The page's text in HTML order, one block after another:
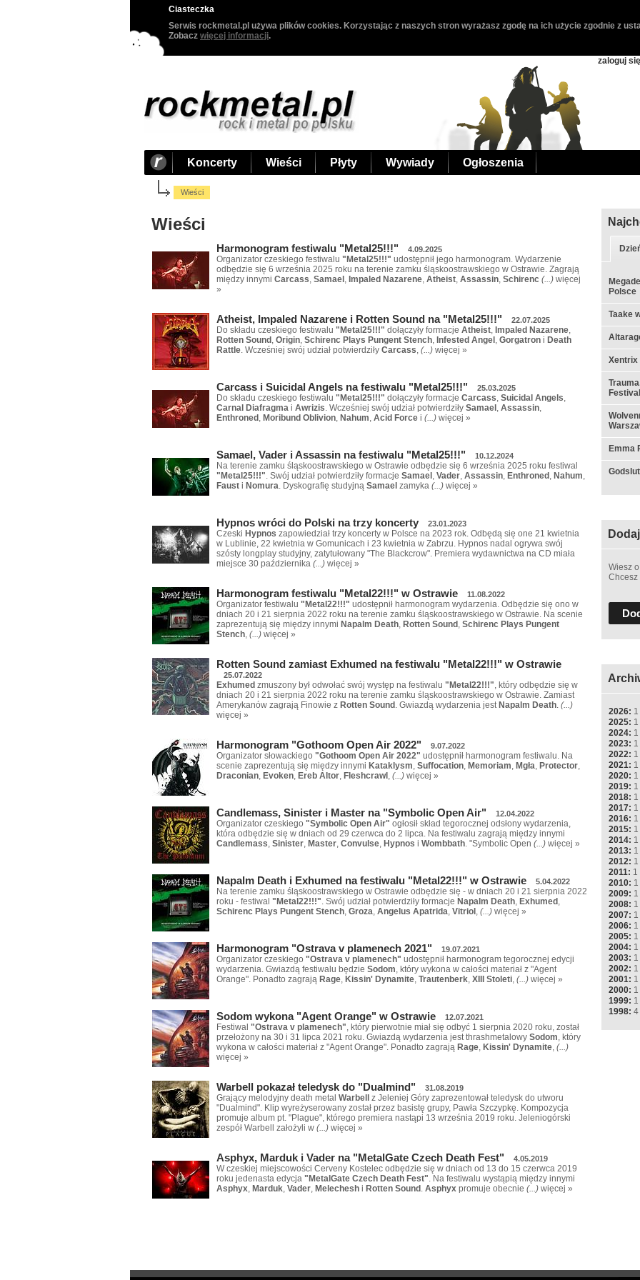
Ciasteczka
Serwis rockmetal.pl używa plików cookies. Korzystając z naszych stron wyrażasz zgodę na ich użycie zgodnie z
Zobacz więcej informacji.
zaloguj się
Koncerty Wieści Płyty Wywiady Ogłoszenia
Wieści
Wieści
Harmonogram festiwalu "Metal25!!!" 4.09.2025
Organizator czeskiego festiwalu "Metal25!!!" udostępnił jego harmonogram. Wydarzenie
odbędzie się 6 września 2025 roku na terenie zamku śląskoostrawskiego w Ostrawie. Zagrają
między innymi Carcass, Samael , Impaled Nazarene, Atheist, Assassin, Schirenc (...) więcej
»
Atheist, Impaled Nazarene i Rotten Sound na "Metal25!!!" 22.07.2025
Do składu czeskiego festiwalu "Metal25!!!" dołączyły formacje Atheist, Impaled Nazarene,
Rotten Sound , Origin, Schirenc Plays Pungent Stench, Infested Angel , Gorgatron i Death
Rattle. Wcześniej swój udział potwierdziły Carcass, (...) więcej »
Carcass i Suicidal Angels na festiwalu "Metal25!!!" 25.03.2025
Do składu czeskiego festiwalu "Metal25!!!" dołączyły formacje Carcass, Suicidal Angels,
Carnal Diafragma i Awrizis. Wcześniej swój udział potwierdziły Samael , Assassin,
Enthroned , Moribund Oblivion, Nahum, Acid Force i (...) więcej »
Samael, Vader i Assassin na festiwalu "Metal25!!!" 10.12.2024
Na terenie zamku śląskoostrawskiego w Ostrawie odbędzie się 6 września 2025 roku festiwal
"Metal25!!!". Swój udział potwierdziły formacje Samael , Vader, Assassin, Enthroned , Nahum,
Faust i Nomura. Dyskografię studyjną Samael zamyka (...) więcej »
Hypnos wróci do Polski na trzy koncerty 23.01.2023
Czeski Hypnos zapowiedział trzy koncerty w Polsce na 2023 rok. Odbędą się one 21 kwietnia
w Lublinie, 22 kwietnia w Gomunicach i 23 kwietnia w Zabrzu. Hypnos nadal ogrywa swój
szósty longplay studyjny, zatytułowany "The Blackcrow". Premiera wydawnictwa na CD miała
miejsce 30 października (...) więcej »
Harmonogram festiwalu "Metal22!!!" w Ostrawie 11.08.2022
Organizator festiwalu "Metal22!!!" udostępnił harmonogram wydarzenia. Odbędzie się ono w
dniach 20 i 21 sierpnia 2022 roku na terenie zamku śląskoostrawskiego w Ostrawie. Na scenie
zaprezentują się między innymi Napalm Death, Rotten Sound , Schirenc Plays Pungent
Stench, (...) więcej »
Rotten Sound zamiast Exhumed na festiwalu "Metal22!!!" w Ostrawie
25.07.2022
Exhumed zmuszony był odwołać swój występ na festiwalu "Metal22!!!", który odbędzie się w
dniach 20 i 21 sierpnia 2022 roku na terenie zamku śląskoostrawskiego w Ostrawie. Zamiast
Amerykanów zagrają Finowie z Rotten Sound . Gwiazdą wydarzenia jest Napalm Death. (...)
więcej »
Harmonogram "Gothoom Open Air 2022" 9.07.2022
Organizator słowackiego "Gothoom Open Air 2022" udostępnił harmonogram festiwalu. Na
scenie zaprezentują się między innymi Kataklysm, Suffocation, Memoriam, Mgła, Protector,
Draconian, Evoken, Ereb Altor, Fleshcrawl , (...) więcej »
Candlemass, Sinister i Master na "Symbolic Open Air" 12.04.2022
Organizator czeskiego "Symbolic Open Air" ogłosił skład tegorocznej odsłony wydarzenia,
która odbędzie się w dniach od 29 czerwca do 2 lipca. Na festiwalu zagrają między innymi
Candlemass, Sinister, Master, Convulse, Hypnos i Wombbath. "Symbolic Open (...) więcej »
Napalm Death i Exhumed na festiwalu "Metal22!!!" w Ostrawie 5.04.2022
Na terenie zamku śląskoostrawskiego w Ostrawie odbędzie się - w dniach 20 i 21 sierpnia 2022
roku - festiwal "Metal22!!!". Swój udział potwierdziły formacje Napalm Death, Exhumed ,
Schirenc Plays Pungent Stench, Groza, Angelus Apatrida, Vitriol , (...) więcej »
Harmonogram "Ostrava v plamenech 2021" 19.07.2021
Organizator czeskiego "Ostrava v plamenech" udostępnił harmonogram tegorocznej edycji
wydarzenia. Gwiazdą festiwalu będzie Sodom, który wykona w całości materiał z "Agent
Orange". Ponadto zagrają Rage, Kissin' Dynamite, Trautenberk, XIII Stoleti, (...) więcej »
Sodom wykona "Agent Orange" w Ostrawie 12.07.2021
Festiwal "Ostrava v plamenech", który pierwotnie miał się odbyć 1 sierpnia 2020 roku, został
przełożony na 30 i 31 lipca 2021 roku. Gwiazdą wydarzenia jest thrashmetalowy Sodom, który
wykona w całości materiał z "Agent Orange". Ponadto zagrają Rage, Kissin' Dynamite, (...)
więcej »
Warbell pokazał teledysk do "Dualmind" 31.08.2019
Grający melodyjny death metal Warbell
z Jeleniej Góry zaprezentował teledysk do utworu
"Dualmind". Klip wyreżyserowany został przez basistę grupy, Pawła Szczypkę. Kompozycja
promuje album pt. "Plague", którego premiera nastąpi 13 września 2019 roku. Jeleniogórski
zespół Warbell założyli w (...) więcej »
Asphyx, Marduk i Vader na "MetalGate Czech Death Fest" 4.05.2019
W czeskiej miejscowości Cerveny Kostelec odbędzie się w dniach od 13 do 15 czerwca 2019
roku jedenasta edycja "MetalGate Czech Death Fest". Na festiwalu wystąpią między innymi
Asphyx, Marduk, Vader, Melechesh i Rotten Sound . Asphyx promuje obecnie (...) więcej »
Polsce
Taake
Xentrix
Emma
Wiesz
Chcesz
2026: 1
2025: 1
2024: 1
2023: 1
2022: 1
2021: 1
2020: 1
2019: 1
2018: 1
2017: 1
2016: 1
2015: 1
2014: 1
2013: 1
2012: 1
2011: 1
2010: 1
2009: 1
2008: 1
2007: 1
2006: 1
2005: 1
2004: 1
2003: 1
2002: 1
2001: 1
2000: 1
1999: 1
1998: 4